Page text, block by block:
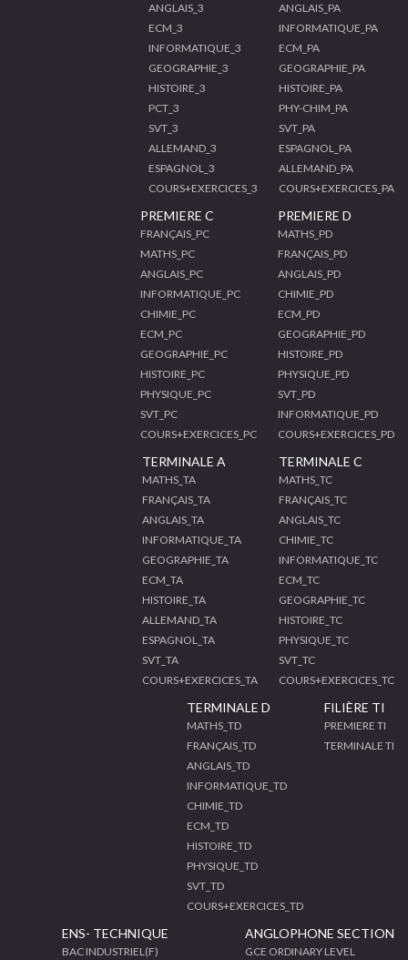
ANGLAIS_3
ECM_3
INFORMATIQUE_3
GEOGRAPHIE_3
HISTOIRE_3
PCT_3
SVT_3
ALLEMAND_3
ESPAGNOL_3
COURS+EXERCICES_3
ANGLAIS_PA
INFORMATIQUE_PA
ECM_PA
GEOGRAPHIE_PA
HISTOIRE_PA
PHY-CHIM_PA
SVT_PA
ESPAGNOL_PA
ALLEMAND_PA
COURS+EXERCICES_PA
PREMIERE C
FRANÇAIS_PC
MATHS_PC
ANGLAIS_PC
INFORMATIQUE_PC
CHIMIE_PC
ECM_PC
GEOGRAPHIE_PC
HISTOIRE_PC
PHYSIQUE_PC
SVT_PC
COURS+EXERCICES_PC
PREMIERE D
MATHS_PD
FRANÇAIS_PD
ANGLAIS_PD
CHIMIE_PD
ECM_PD
GEOGRAPHIE_PD
HISTOIRE_PD
PHYSIQUE_PD
SVT_PD
INFORMATIQUE_PD
COURS+EXERCICES_PD
TERMINALE A
MATHS_TA
FRANÇAIS_TA
ANGLAIS_TA
INFORMATIQUE_TA
GEOGRAPHIE_TA
ECM_TA
HISTOIRE_TA
ALLEMAND_TA
ESPAGNOL_TA
SVT_TA
COURS+EXERCICES_TA
TERMINALE C
MATHS_TC
FRANÇAIS_TC
ANGLAIS_TC
CHIMIE_TC
INFORMATIQUE_TC
ECM_TC
GEOGRAPHIE_TC
HISTOIRE_TC
PHYSIQUE_TC
SVT_TC
COURS+EXERCICES_TC
TERMINALE D
MATHS_TD
FRANÇAIS_TD
ANGLAIS_TD
INFORMATIQUE_TD
CHIMIE_TD
ECM_TD
HISTOIRE_TD
PHYSIQUE_TD
SVT_TD
COURS+EXERCICES_TD
FILIÈRE TI
PREMIERE TI
TERMINALE TI
ENS- TECHNIQUE
BAC INDUSTRIEL(F)
ANGLOPHONE SECTION
GCE ORDINARY LEVEL